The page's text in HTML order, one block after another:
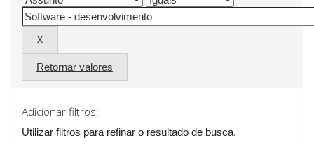
Retornar valores
Adicionar filtros:
Utilizar filtros para refinar o resultado de busca.